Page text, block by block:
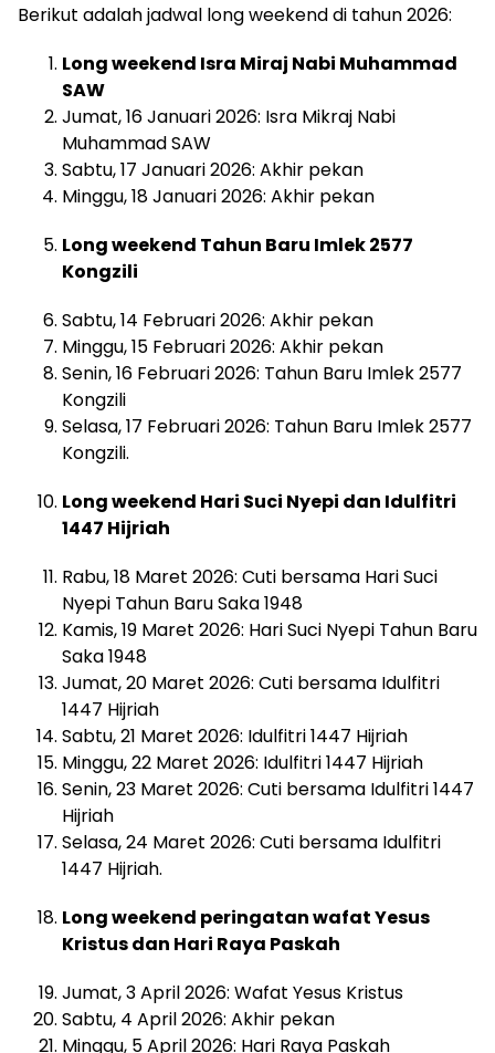
Berikut adalah jadwal long weekend di tahun 2026:
Long weekend Isra Miraj Nabi Muhammad
SAW
Jumat, 16 Januari 2026: Isra Mikraj Nabi
Muhammad SAW
Sabtu, 17 Januari 2026: Akhir pekan
Minggu, 18 Januari 2026: Akhir pekan
Long weekend Tahun Baru Imlek 2577
Kongzili
Sabtu, 14 Februari 2026: Akhir pekan
Minggu, 15 Februari 2026: Akhir pekan
Senin, 16 Februari 2026: Tahun Baru Imlek 2577
Kongzili
Selasa, 17 Februari 2026: Tahun Baru Imlek 2577
Kongzili.
Long weekend Hari Suci Nyepi dan Idulfitri
1447 Hijriah
Rabu, 18 Maret 2026: Cuti bersama Hari Suci
Nyepi Tahun Baru Saka 1948
Kamis, 19 Maret 2026: Hari Suci Nyepi Tahun Baru
Saka 1948
Jumat, 20 Maret 2026: Cuti bersama Idulfitri
1447 Hijriah
Sabtu, 21 Maret 2026: Idulfitri 1447 Hijriah
Minggu, 22 Maret 2026: Idulfitri 1447 Hijriah
Senin, 23 Maret 2026: Cuti bersama Idulfitri 1447
Hijriah
Selasa, 24 Maret 2026: Cuti bersama Idulfitri
1447 Hijriah.
Long weekend peringatan wafat Yesus
Kristus dan Hari Raya Paskah
Jumat, 3 April 2026: Wafat Yesus Kristus
Sabtu, 4 April 2026: Akhir pekan
Minggu, 5 April 2026: Hari Raya Paskah